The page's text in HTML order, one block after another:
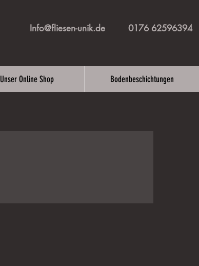
Info@fliesen-unik.de 0176 62596394
Unser Online Shop Bodenbeschichtungen